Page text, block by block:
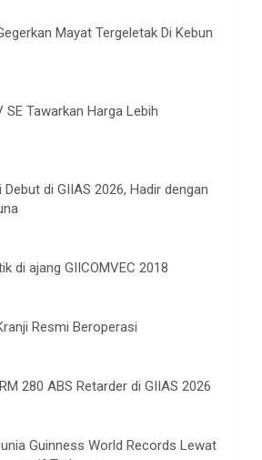
Mayat Tergeletak Di Kebun
SE Tawarkan Harga Lebih
di GIIAS 2026, Hadir dengan
di ajang GIICOMVEC 2018
Resmi Beroperasi
280 ABS Retarder di GIIAS 2026
Guinness World Records Lewat